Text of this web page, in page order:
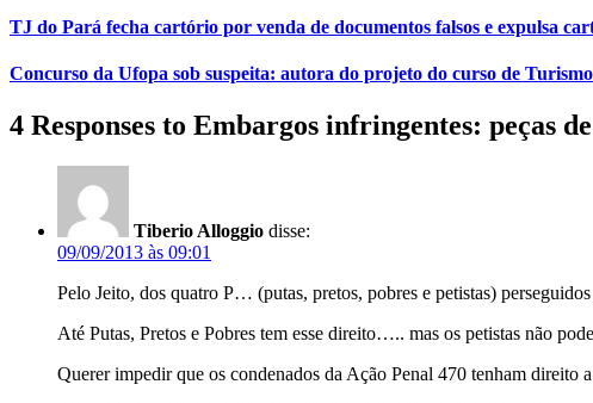
TJ do Pará fecha cartório por venda de documentos falsos e expulsa
Concurso da Ufopa sob suspeita: autora do projeto do curso de
4 Responses to Embargos infringentes: peças
Tiberio Alloggio disse:
09/09/2013 às 09:01
Pelo Jeito, dos quatro P… (putas, pretos, pobres e petistas)
Até Putas, Pretos e Pobres tem esse direito….. mas os petistas não
Querer impedir que os condenados da Ação Penal 470 tenham direito